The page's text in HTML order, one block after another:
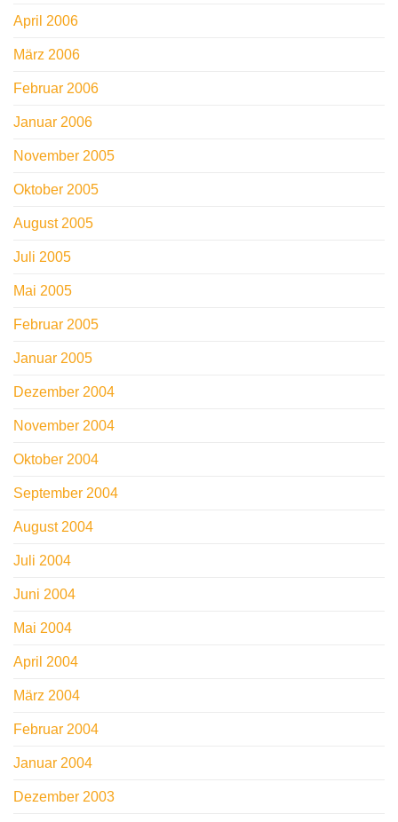
April 2006
März 2006
Februar 2006
Januar 2006
November 2005
Oktober 2005
August 2005
Juli 2005
Mai 2005
Februar 2005
Januar 2005
Dezember 2004
November 2004
Oktober 2004
September 2004
August 2004
Juli 2004
Juni 2004
Mai 2004
April 2004
März 2004
Februar 2004
Januar 2004
Dezember 2003